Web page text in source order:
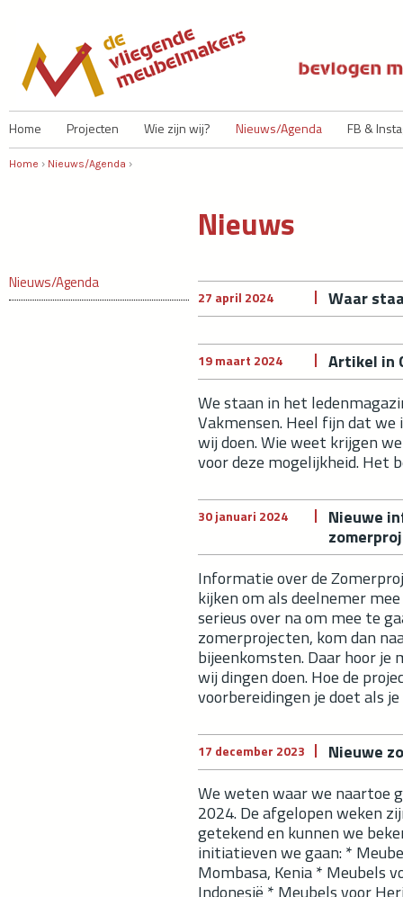
Home Projecten Wie zijn wij? Nieuws/Agenda FB &
U bent hier
Home › Nieuws/Agenda ›
Nieuws/Agenda
Nieuws
27 april 2024 Waar
19 maart 2024
Artikel in
We staan in het
Vakmensen. Heel fijn dat
wij doen. Wie weet krijgen
voor deze mogelijkheid. Het
30 januari 2024
Nieuwe
Informatie over de
kijken om als deelnemer
serieus over na om mee te
zomerprojecten, kom dan
bijeenkomsten. Daar hoor je
wij dingen doen. Hoe de
voorbereidingen je doet als
17 december 2023
Nieuwe
We weten waar we naartoe
2024. De afgelopen weken
getekend en kunnen we
initiatieven we gaan: *
Mombasa, Kenia * Meubels
Indonesië * Meubels voor